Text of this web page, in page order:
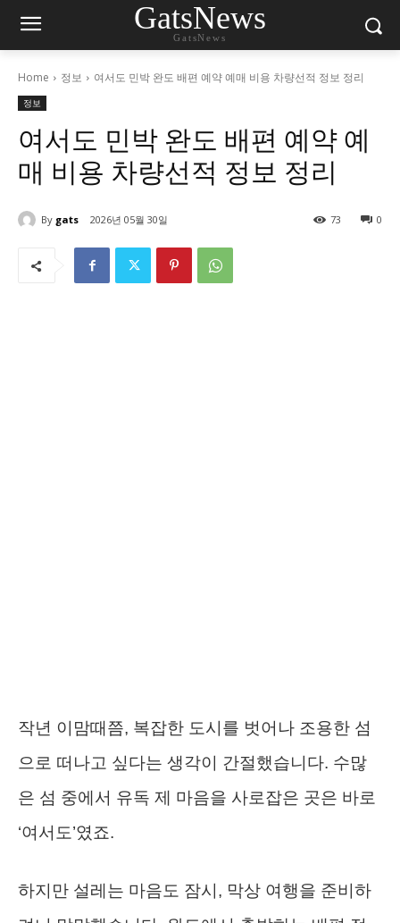
GatsNews
GatsNews
Home 정보 여서도 민박 완도 배편 예약 예매 비용 차량선적 정보 정리
정보
여서도 민박 완도 배편 예약 예
매 비용 차량선적 정보 정리
By gats 2026년 05월 30일 0
73
작년 이맘때쯤, 복잡한 도시를 벗어나 조용한 섬
으로 떠나고 싶다는 생각이 간절했습니다. 수많
은 섬 중에서 유독 제 마음을 사로잡은 곳은 바로
‘여서도’였죠.
하지만 설레는 마음도 잠시, 막상 여행을 준비하